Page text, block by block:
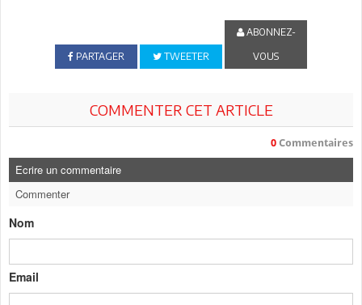
PARTAGER TWEETER
ABONNEZ-
VOUS
COMMENTER CET ARTICLE
0 Commentaires
Ecrire un commentaire
Commenter
Nom
Email